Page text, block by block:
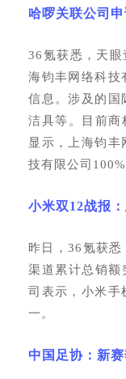
哈啰关联公司
36氪获悉，天
海钧丰网络科技
信息。涉及的国
洁具等。目前商
显示，上海钧
技有限公司100%
小米双12战报
昨日，36氪获悉
渠道累计总销额
司表示，小米手
一。
中国足协：新